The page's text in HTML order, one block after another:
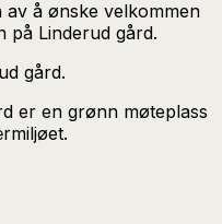
av å ønske velkommen
på Linderud gård.
gård.
er en grønn møteplass